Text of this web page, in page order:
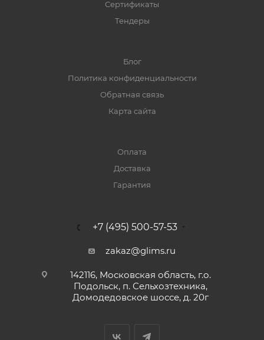
Сертификаты
Тендеры
Блог
Политика конфиденциальности
Обратная связь
Карта сайта
Оплата
Доставка
Гарантия
+7 (495) 500-57-53
zakaz@glims.ru
142116, Московская область, г.о.
Подольск, п. Сельхозтехника,
Домодедовское шоссе, д. 20г